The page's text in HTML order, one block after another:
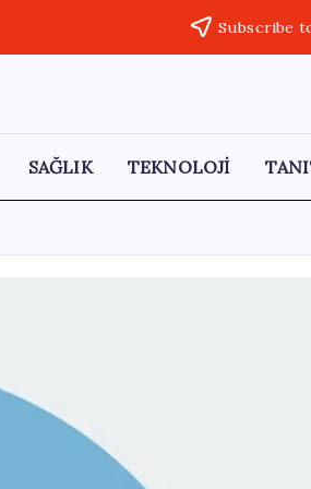
Subscribe
SAĞLIK TEKNOLOJİ